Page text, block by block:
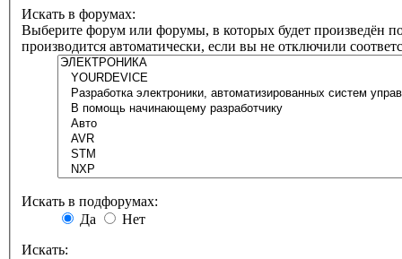
Искать в форумах:
Выберите форум или форумы, в которых будет произведён
производится автоматически, если вы не отключили
Искать в подфорумах:
Да
Нет
Искать: